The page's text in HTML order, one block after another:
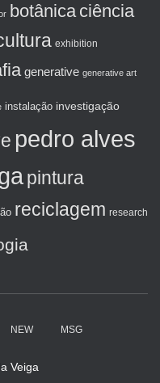
botânica ciência
exhibition
generative generative art
instalação investigação
pedro alves
pintura
reciclagem research
NEW MSG
Veiga